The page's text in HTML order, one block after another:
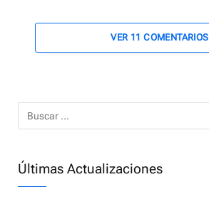
VER 11 COMENTARIOS
Últimas Actualizaciones